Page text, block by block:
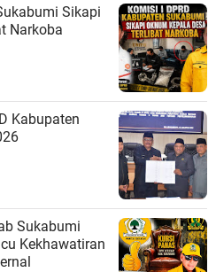
Sikapi
Narkoba
Kabupaten
Sukabumi
Kekhawatiran